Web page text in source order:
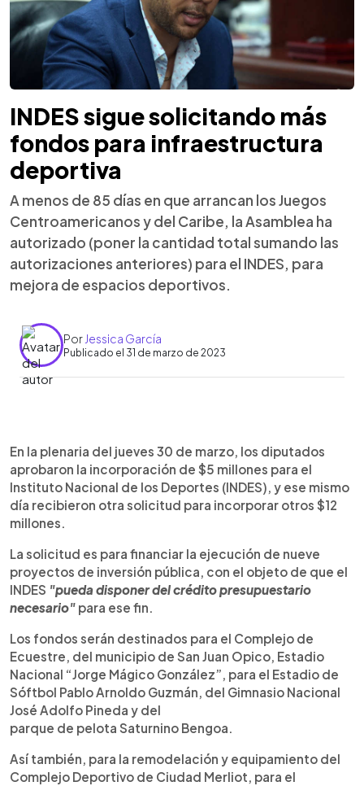
INDES sigue solicitando más
fondos para infraestructura
deportiva
A menos de 85 días en que arrancan los Juegos
Centroamericanos y del Caribe, la Asamblea ha
autorizado (poner la cantidad total sumando las
autorizaciones anteriores) para el INDES, para
mejora de espacios deportivos.
Por Jessica García
Publicado el 31 de marzo de 2023
► Escuchar artículo
En la plenaria del jueves 30 de marzo, los diputados
aprobaron la incorporación de $5 millones para el
Instituto Nacional de los Deportes (INDES), y ese mismo
día recibieron otra solicitud para incorporar otros $12
millones.
La solicitud es para financiar la ejecución de nueve
proyectos de inversión pública, con el objeto de que el
INDES "pueda disponer del crédito presupuestario
necesario" para ese fin.
Los fondos serán destinados para el Complejo de
Ecuestre, del municipio de San Juan Opico, Estadio
Nacional “Jorge Mágico González”, para el Estadio de
Sóftbol Pablo Arnoldo Guzmán, del Gimnasio Nacional
José Adolfo Pineda y del
parque de pelota Saturnino Bengoa.
Así también, para la remodelación y equipamiento del
Complejo Deportivo de Ciudad Merliot, para el